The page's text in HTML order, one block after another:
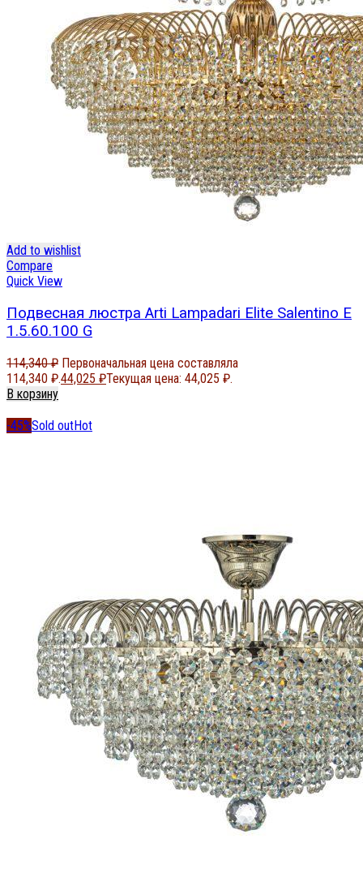
Add to wishlist
Compare
Quick View
Подвесная люстра Arti Lampadari Elite Salentino E
1.5.60.100 G
114,340₽ Первоначальная цена составляла
114,340 ₽.44,025 ₽Текущая цена: 44,025 ₽.
В корзину
-45%Sold outHot